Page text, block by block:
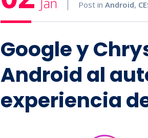
Post inAndroid,
Google y
Android al
experiencia